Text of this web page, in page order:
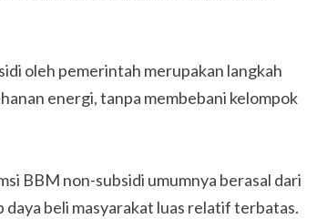
oleh pemerintah merupakan langkah
energi, tanpa membebani kelompok
BBM non-subsidi umumnya berasal dari
beli masyarakat luas relatif terbatas.